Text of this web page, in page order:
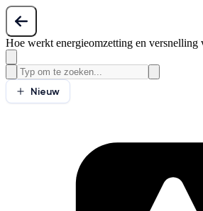
Hoe werkt energieomzetting en versnelling
Nieuw